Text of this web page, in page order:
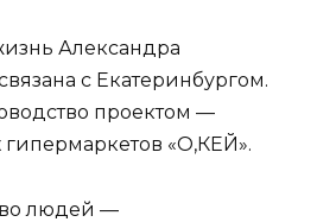
Александра
с Екатеринбургом.
проектом —
гипермаркетов «О,КЕЙ».
людей —